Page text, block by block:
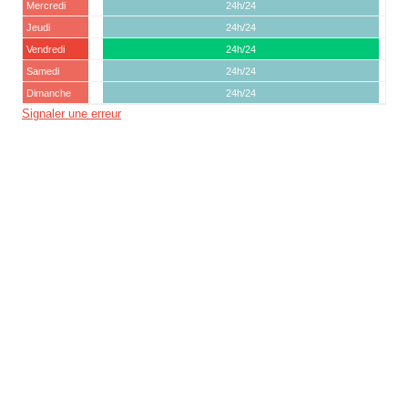
Mercredi
24h/24
Jeudi
24h/24
Vendredi
24h/24
Samedi
24h/24
Dimanche
24h/24
Signaler une erreur